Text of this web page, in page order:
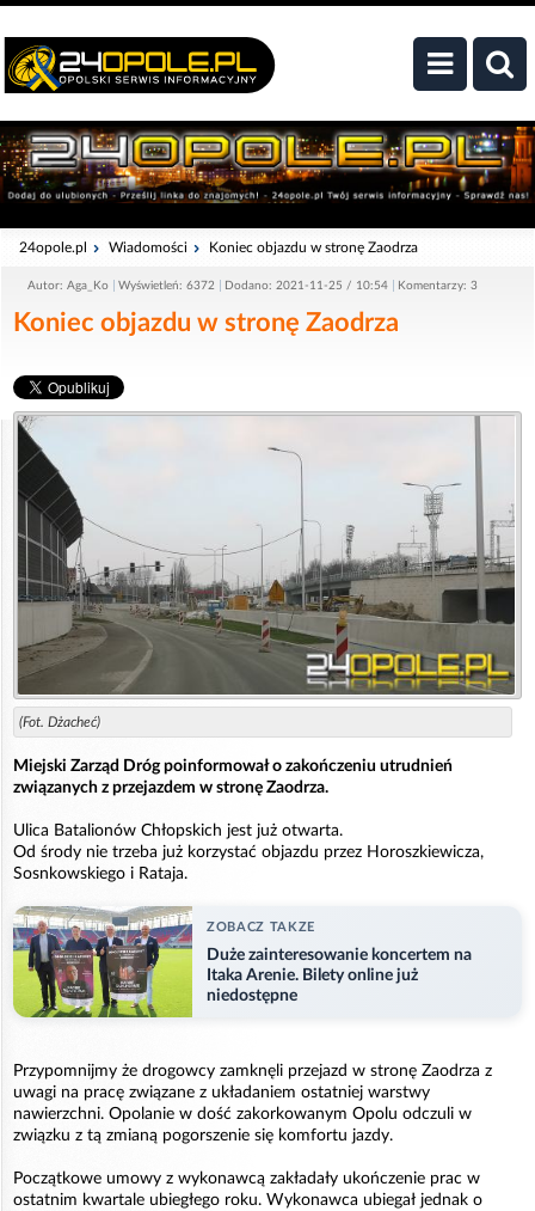
24opole.pl Wiadomości Koniec objazdu w stronę Zaodrza
Autor: Aga_Ko Wyświetleń: 6372 Dodano: 2021-11-25 / 10:54 Komentarzy: 3
Koniec objazdu w stronę Zaodrza
(Fot. Dżacheć)
Miejski Zarząd Dróg poinformował o zakończeniu utrudnień
związanych z przejazdem w stronę Zaodrza.
Ulica Batalionów Chłopskich jest już otwarta.
Od środy nie trzeba już korzystać objazdu przez Horoszkiewicza,
Sosnkowskiego i Rataja.
ZOBACZ TAKZE
Duże zainteresowanie koncertem na
Itaka Arenie. Bilety online już
niedostępne
Przypomnijmy że drogowcy zamknęli przejazd w stronę Zaodrza z
uwagi na pracę związane z układaniem ostatniej warstwy
nawierzchni. Opolanie w dość zakorkowanym Opolu odczuli w
związku z tą zmianą pogorszenie się komfortu jazdy.
Początkowe umowy z wykonawcą zakładały ukończenie prac w
ostatnim kwartale ubiegłego roku. Wykonawca ubiegał jednak o